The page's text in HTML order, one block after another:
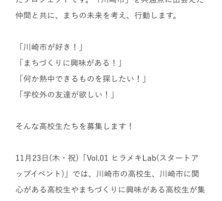
仲間と共に、まちの未来を考え、行動します。
「川崎市が好き！」
「まちづくりに興味がある！」
「何か熱中できるものを探したい！」
「学校外の友達が欲しい！」
そんな高校生たちを募集します！
11月23日(木・祝)「Vol.01 ヒラメキLab(スタートア
ップイベント)」では、川崎市の高校生、川崎市に関
心がある高校生やまちづくりに興味がある高校生が集